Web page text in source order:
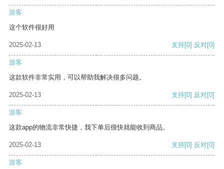
游客
这个软件很好用
2025-02-13 支持[0] 反对[0]
游客
这款软件非常实用，可以帮助我解决很多问题。
2025-02-13 支持[0] 反对[0]
游客
这款app的物流非常快捷，我下单后很快就能收到商品。
2025-02-13 支持[0] 反对[0]
游客